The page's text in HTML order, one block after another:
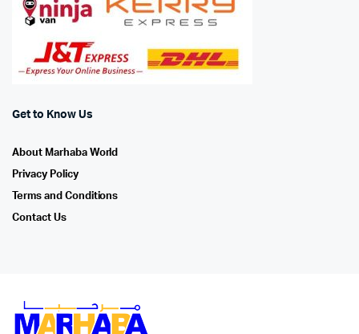
Get to Know Us
About Marhaba World
Privacy Policy
Terms and Conditions
Contact Us